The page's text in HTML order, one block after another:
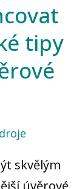
tipy
skvělým
úvěrové